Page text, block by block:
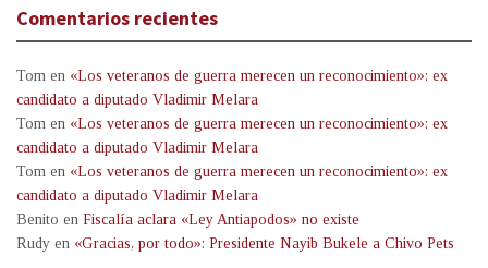
Comentarios recientes
Tom en «Los veteranos de guerra merecen un reconocimiento»: ex
candidato a diputado Vladimir Melara
Tom en «Los veteranos de guerra merecen un reconocimiento»: ex
candidato a diputado Vladimir Melara
Tom en «Los veteranos de guerra merecen un reconocimiento»: ex
candidato a diputado Vladimir Melara
Benito en Fiscalía aclara «Ley Antiapodos» no existe
Rudy en «Gracias, por todo»: Presidente Nayib Bukele a Chivo Pets